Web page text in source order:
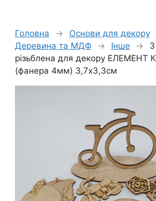
Головна → Основи для декору
Деревина та МДФ
→ Інше →
різьблена для декору ЕЛЕМЕНТ
(фанера 4мм) 3,7х3,3см